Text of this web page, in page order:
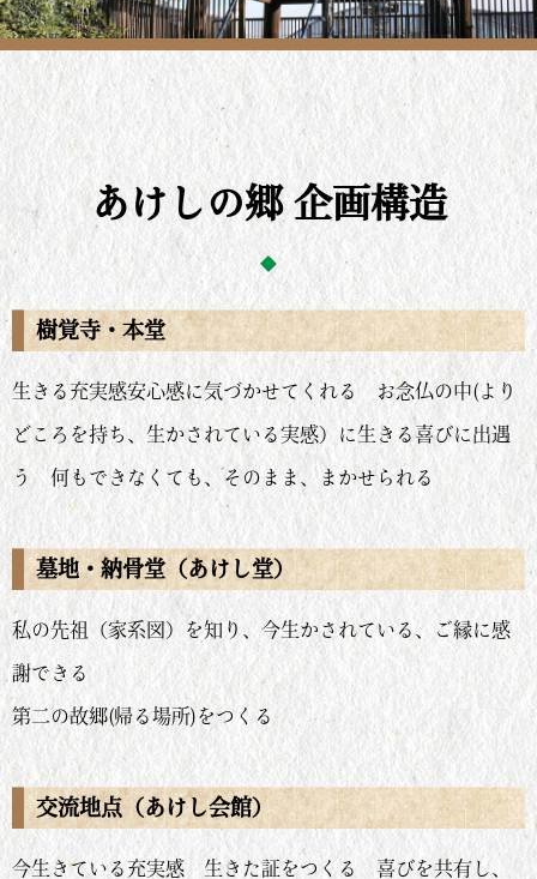
あけしの郷 企画構造
樹覚寺・本堂
生きる充実感安心感に気づかせてくれる お念仏の中(より
どころを持ち、生かされている実感）に生きる喜びに出遇
う 何もできなくても、そのまま、まかせられる
墓地・納骨堂（あけし堂）
私の先祖（家系図）を知り、今生かされている、ご縁に感
謝できる
第二の故郷(帰る場所)をつくる
交流地点（あけし会館）
今生きている充実感 生きた証をつくる 喜びを共有し、